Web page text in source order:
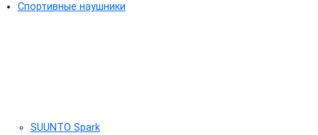
Спортивные наушники
SUUNTO Spark